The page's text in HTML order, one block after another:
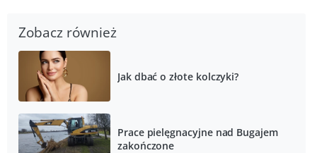
Zobacz również
Jak dbać o złote kolczyki?
Prace pielęgnacyjne nad Bugajem
zakończone